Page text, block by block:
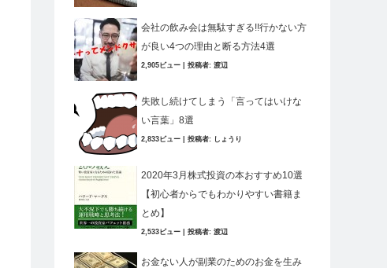
会社の飲み会は無駄すぎる!!行かない方
が良い4つの理由と断る方法4選
2,905ビュー 投稿者: 渡辺
失敗し続けてしまう「言ってはいけな
い言葉」8選
2,833ビュー 投稿者: しょうり
2020年3月株式投資の本おすすめ10選
【初心者からでもわかりやすい書籍ま
とめ】
2,533ビュー 投稿者: 渡辺
お金ない人が副業のためのお金を生み